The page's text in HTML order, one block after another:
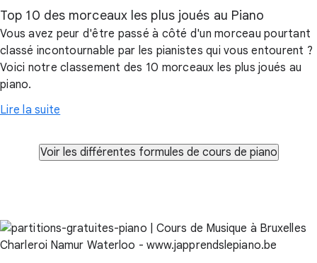
Top 10 des morceaux les plus joués au Piano
Vous avez peur d'être passé à côté d'un morceau pourtant
classé incontournable par les pianistes qui vous entourent ?
Voici notre classement des 10 morceaux les plus joués au
piano.
Lire la suite